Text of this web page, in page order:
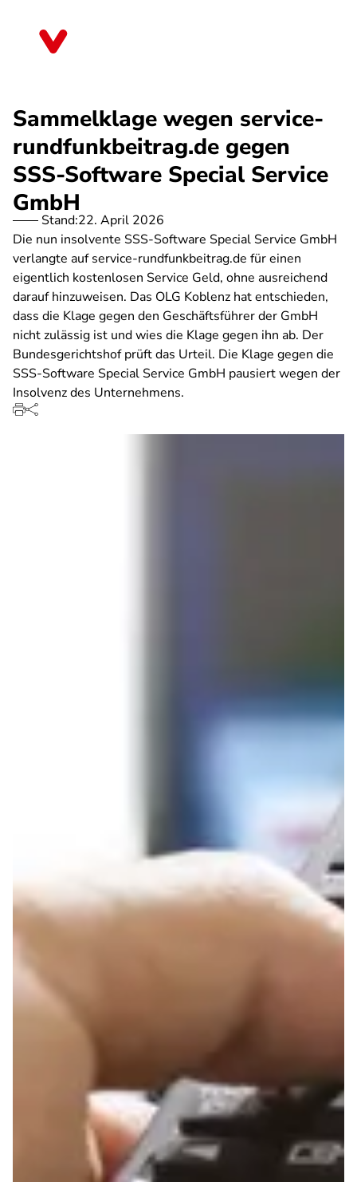
Sammelklage wegen service-
rundfunkbeitrag.de gegen
SSS-Software Special Service
GmbH
Stand:22. April 2026
Die nun insolvente SSS-Software Special Service GmbH
verlangte auf service-rundfunkbeitrag.de für einen
eigentlich kostenlosen Service Geld, ohne ausreichend
darauf hinzuweisen. Das OLG Koblenz hat entschieden,
dass die Klage gegen den Geschäftsführer der GmbH
nicht zulässig ist und wies die Klage gegen ihn ab. Der
Bundesgerichtshof prüft das Urteil. Die Klage gegen die
SSS-Software Special Service GmbH pausiert wegen der
Insolvenz des Unternehmens.